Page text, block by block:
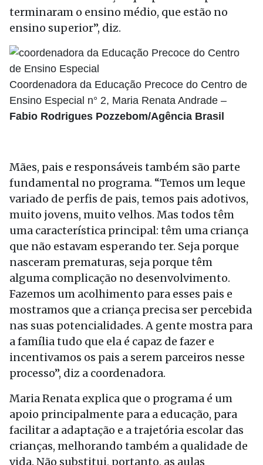
terminaram o ensino médio, que estão no
ensino superior”, diz.
Coordenadora da Educação Precoce do Centro de
Ensino Especial n° 2, Maria Renata Andrade –
Fabio Rodrigues Pozzebom/Agência Brasil
Mães, pais e responsáveis também são parte
fundamental no programa. “Temos um leque
variado de perfis de pais, temos pais adotivos,
muito jovens, muito velhos. Mas todos têm
uma característica principal: têm uma criança
que não estavam esperando ter. Seja porque
nasceram prematuras, seja porque têm
alguma complicação no desenvolvimento.
Fazemos um acolhimento para esses pais e
mostramos que a criança precisa ser percebida
nas suas potencialidades. A gente mostra para
a família tudo que ela é capaz de fazer e
incentivamos os pais a serem parceiros nesse
processo”, diz a coordenadora.
Maria Renata explica que o programa é um
apoio principalmente para a educação, para
facilitar a adaptação e a trajetória escolar das
crianças, melhorando também a qualidade de
vida. Não substitui, portanto, as aulas